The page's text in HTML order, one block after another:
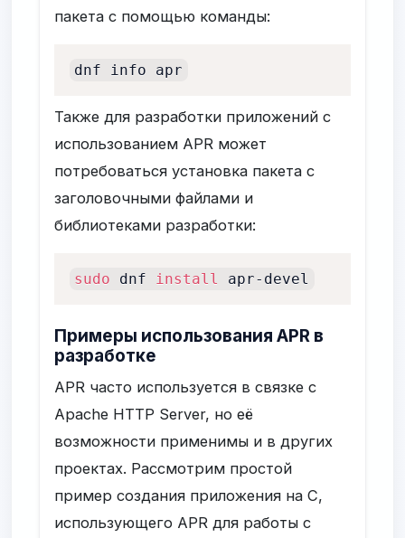
пакета с помощью команды:
dnf info apr
Также для разработки приложений с
использованием APR может
потребоваться установка пакета с
заголовочными файлами и
библиотеками разработки:
sudo dnf install apr-devel
Примеры использования APR в
разработке
APR часто используется в связке с
Apache HTTP Server, но её
возможности применимы и в других
проектах. Рассмотрим простой
пример создания приложения на C,
использующего APR для работы с